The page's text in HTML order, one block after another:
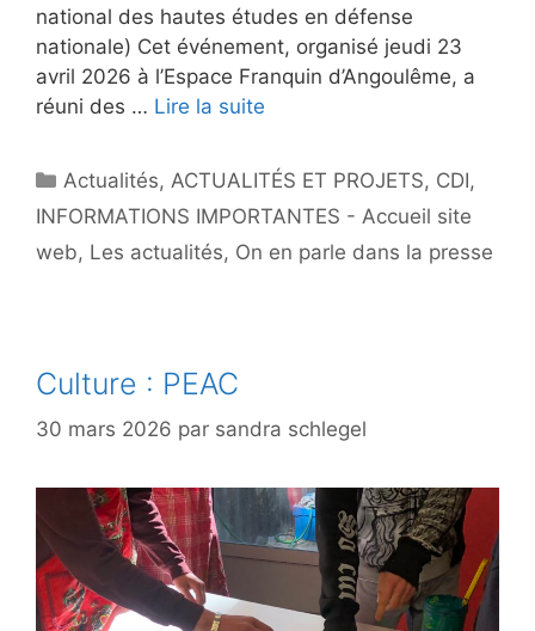
national des hautes études en défense
nationale) Cet événement, organisé jeudi 23
avril 2026 à l’Espace Franquin d’Angoulême, a
réuni des … Lire la suite
Catégories
Actualités, ACTUALITÉS ET PROJETS, CDI,
INFORMATIONS IMPORTANTES - Accueil site
web, Les actualités, On en parle dans la presse
Culture : PEAC
30 mars 2026 par sandra schlegel